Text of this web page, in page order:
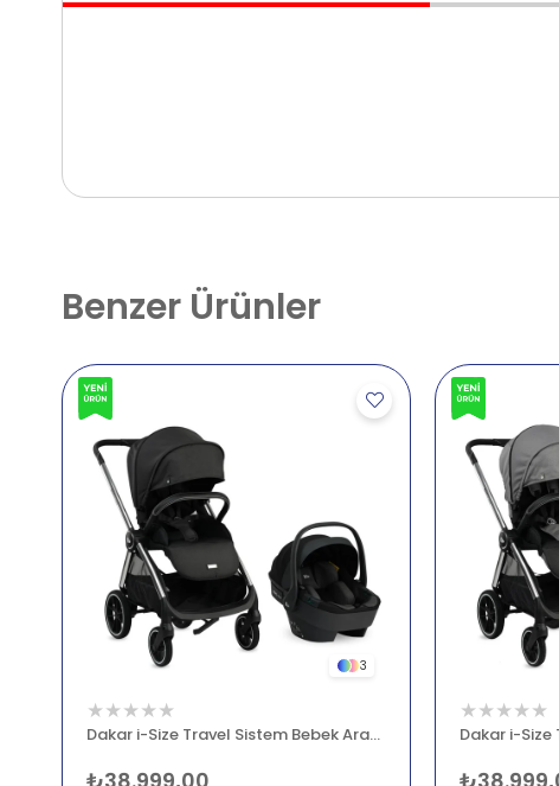
Benzer Ürünler
3
★★★★★
Dakar i-Size Travel Sistem Bebek Arabası Siyah
★★★★★